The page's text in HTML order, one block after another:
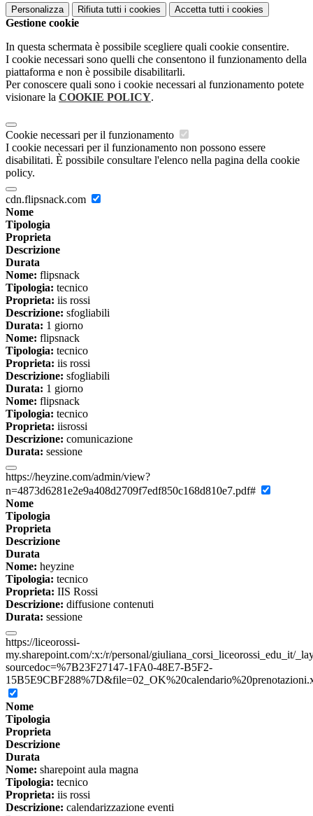
Personalizza Rifiuta tutti i cookies Accetta tutti i cookies
Gestione cookie
In questa schermata è possibile scegliere quali cookie consentire.
I cookie necessari sono quelli che consentono il funzionamento della
piattaforma e non è possibile disabilitarli.
Per conoscere quali sono i cookie necessari al funzionamento potete
visionare la COOKIE POLICY.
Cookie necessari per il funzionamento
I cookie necessari per il funzionamento non possono essere
disabilitati. È possibile consultare l'elenco nella pagina della cookie
policy.
cdn.flipsnack.com
Nome
Tipologia
Proprieta
Descrizione
Durata
Nome: flipsnack
Tipologia: tecnico
Proprieta: iis rossi
Descrizione: sfogliabili
Durata: 1 giorno
Nome: flipsnack
Tipologia: tecnico
Proprieta: iis rossi
Descrizione: sfogliabili
Durata: 1 giorno
Nome: flipsnack
Tipologia: tecnico
Proprieta: iisrossi
Descrizione: comunicazione
Durata: sessione
https://heyzine.com/admin/view?
n=4873d6281e2e9a408d2709f7edf850c168d810e7.pdf#
Nome
Tipologia
Proprieta
Descrizione
Durata
Nome: heyzine
Tipologia: tecnico
Proprieta: IIS Rossi
Descrizione: diffusione contenuti
Durata: sessione
https://liceorossi-
my.sharepoint.com/:x:/r/personal/giuliana_corsi_liceorossi_edu_it/
sourcedoc=%7B23F27147-1FA0-48E7-B5F2-
Nome
Tipologia
Proprieta
Descrizione
Durata
Nome: sharepoint aula magna
Tipologia: tecnico
Proprieta: iis rossi
Descrizione: calendarizzazione eventi